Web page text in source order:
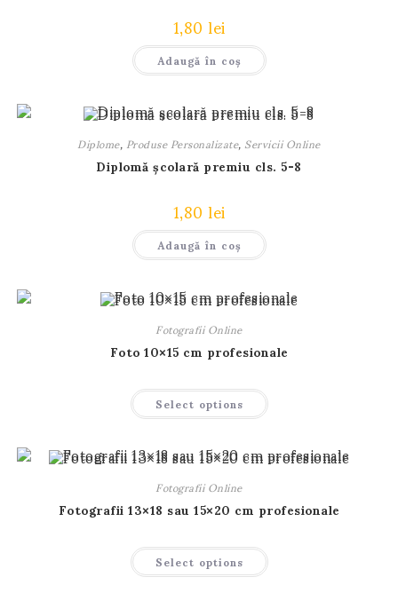
1,80lei
Adaugă în coș
Diplome,Produse Personalizate,Servicii Online
Diplomă școlară premiu cls. 5-8
1,80lei
Adaugă în coș
Fotografii Online
Foto 10×15 cm profesionale
Select options Acest
produs
are
multe
variații.
Opțiunile
alese
în
Fotografii Online
Fotografii 13×18 sau 15×20 cm profesionale
Select options Acest
produs
are